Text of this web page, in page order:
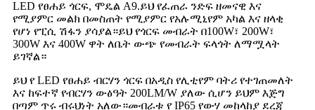
LED የፀሐይ ጎርፍ, ሞዴል A9.ይህ የፈጠራ ንድፍ ዘመናዊ እና
የሚያምር መልክ በመስጠት የሚያምር የአሉሚኒየም አካል እና ዘላቂ
የሆነ የፒሲ ሽፋን ያሳያል።ይህ የጎርፍ መብራት በ100W፣ 200W፣
300W እና 400W ዋት ለቤት ውጭ የመብራት ፍላጎት ለማሟላት
ይገኛል።
ይህ የ LED የፀሐይ ብርሃን ጎርፍ በአዲስ የሊቲየም ባትሪ የተገጠመለት
እና ከፍተኛ የብርሃን ውፅዓት 200LM/W ያለው ሲሆን ይህም እጅግ
በጣም ጥሩ ብሩህነት አለው።መብራቱ የ IP65 የውሃ መከላከያ ደረጃ